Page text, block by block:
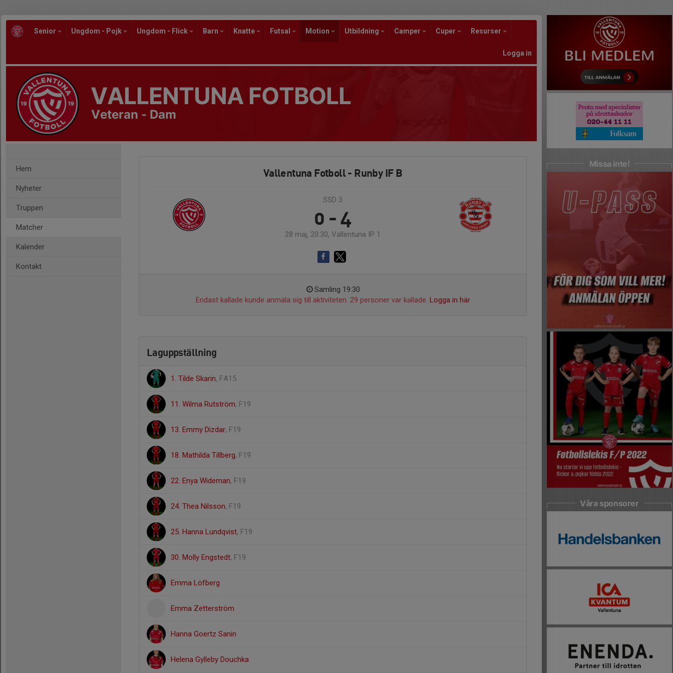
Senior Ungdom - Pojk Ungdom - Flick Barn Knatte Futsal Motion Utbildning Camper Cuper Resurser
Logga in
VALLENTUNA FOTBOLL
Veteran - Dam
Hem
Nyheter
Truppen
Matcher
Kalender
Kontakt
Vallentuna Fotboll - Runby IF B
SSD 3
0 - 4
28 maj, 20:30, Vallentuna IP 1
Samling 19:30
Endast kallade kunde anmäla sig till aktiviteten. 29 personer var kallade. Logga in här
Laguppställning
1. Tilde Skarin, FA15
11. Wilma Rutström, F19
13. Emmy Dizdar, F19
18. Mathilda Tillberg, F19
22. Enya Wideman, F19
24. Thea Nilsson, F19
25. Hanna Lundqvist, F19
30. Molly Engstedt, F19
Emma Löfberg
Emma Zetterström
Hanna Goertz Sanin
Helena Gylleby Douchka
Missa inte!
Våra sponsorer